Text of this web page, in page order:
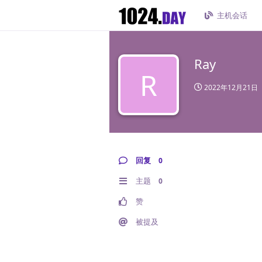
主机会话
R
Ray
2022年12月21日
回复 0
主题 0
赞
被提及